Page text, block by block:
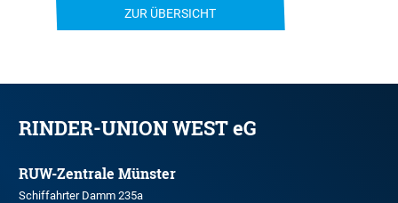
ZUR ÜBERSICHT
RINDER-UNION WEST eG
RUW-Zentrale Münster
Schiffahrter Damm 235a